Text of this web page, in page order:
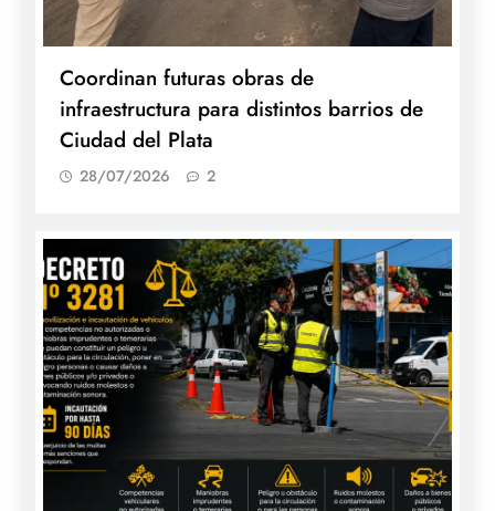
Coordinan futuras obras de
infraestructura para distintos barrios de
Ciudad del Plata
28/07/2026 2